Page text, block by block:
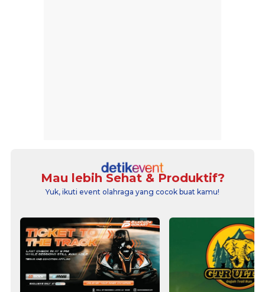
Mau lebih Sehat & Produktif?
Yuk, ikuti event olahraga yang cocok buat kamu!